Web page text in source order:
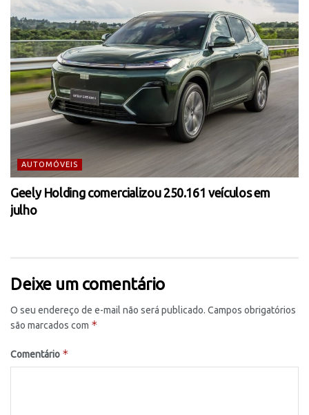
AUTOMÓVEIS
Geely Holding comercializou 250.161 veículos em
julho
Deixe um comentário
O seu endereço de e-mail não será publicado. Campos obrigatórios
são marcados com *
Comentário *